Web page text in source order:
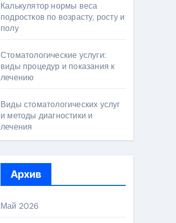
Калькулятор нормы веса
подростков по возрасту, росту и
полу
Стоматологические услуги:
виды процедур и показания к
лечению
Виды стоматологических услуг
и методы диагностики и
лечения
Архив
Май 2026